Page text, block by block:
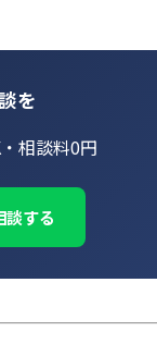
を
相談料0円
談する